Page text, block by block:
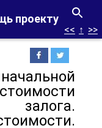
проекту
<< ↑ >>